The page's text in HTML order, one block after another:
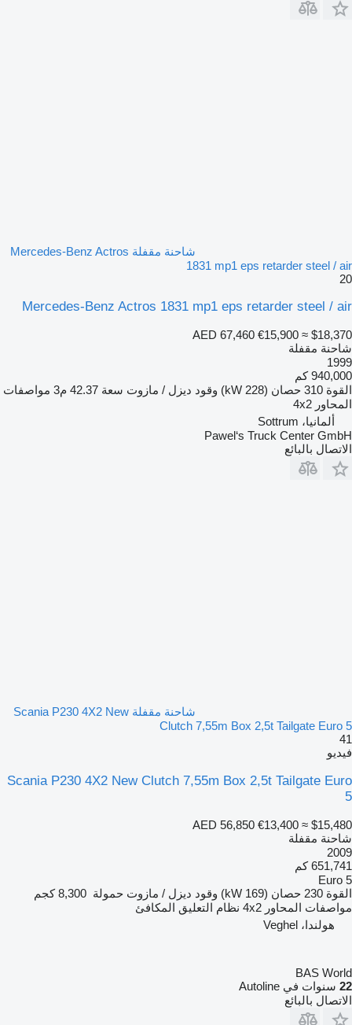
شاحنة مقفلة Mercedes-Benz Actros
1831 mp1 eps retarder steel / air
20
Mercedes-Benz Actros 1831 mp1 eps retarder steel / air
AED 67,460 €15,900 ≈ $18,370
شاحنة مقفلة
1999
940,000 كم
القوة 310 حصان (228 kW) وقود ديزل / مازوت سعة 42.37 م3
مواصفات
المحاور 4x2
ألمانيا، Sottrum
Pawel‘s Truck Center GmbH
الاتصال بالبائع
شاحنة مقفلة Scania P230 4X2 New
Clutch 7,55m Box 2,5t Tailgate Euro 5
41
فيديو
Scania P230 4X2 New Clutch 7,55m Box 2,5t Tailgate Euro
5
AED 56,850 €13,400 ≈ $15,480
شاحنة مقفلة
2009
651,741 كم
Euro 5
القوة 230 حصان (169 kW) وقود ديزل / مازوت حمولة 8,300 كجم
مواصفات المحاور 4x2 نظام التعليق المكافئ
هولندا، Veghel
BAS World
22 سنوات في Autoline
الاتصال بالبائع